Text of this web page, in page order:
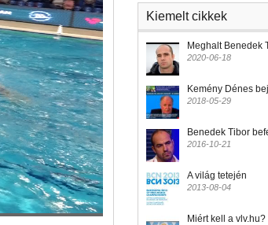
Kiemelt cikkek
Meghalt Benedek
2020-06-18
Kemény Dénes
2018-05-29
Benedek Tibor
2016-10-21
A világ tetején
2013-08-04
Miért kell a vlv.hu?